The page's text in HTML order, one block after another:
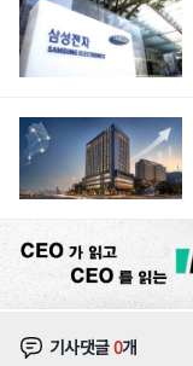
기사댓글0개